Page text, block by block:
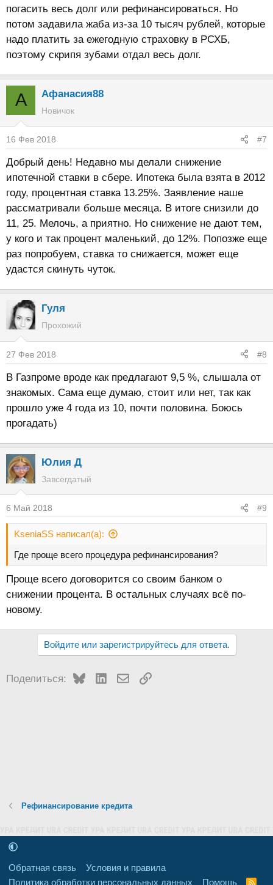
погасить весь долг или рефинансироваться. Но
потом задавила жаба из-за 10 тысяч рублей, которые
надо платить за ежегодную страховку в РСХБ,
поэтому скрипя зубами отдал весь долг.
A Aфанасия88
Новичок
16 Фев 2018 #7
Добрый день! Недавно мы делали снижение
ипотечной ставки в сбере. Ипотека была взята в 2012
году, процентная ставка 13.25%. Заявление наше
рассматривали больше месяца. В итоге снизили до
11, 25. Мелочь, а приятно. Но снижение не дают тем,
у кого и так процент маленький, до 12%. Попозже еще
раз попробуем, ставка то снижается, может еще
удастся скинуть чуток.
Гуля
Прохожий
27 Фев 2018 #8
В Газпроме вроде как предлагают 9,5 %, слышала от
знакомых. Сама еще думаю, стоит или нет, так как
прошло уже 4 года из 10, почти половина. Боюсь
прогадать)
Юлия Д
Завсегдатый
6 Май 2018 #9
KseniaSS написал(а):
Где проще всего процедура рефинансирования?
Проще всего договорится со своим банком о
снижении процента. В остальных случаях всё по-
новому.
Войдите или зарегистрируйтесь для ответа.
Поделиться: BlueskyLinkedInЭлектронная почта
Ссылка
Рефинансирование кредита
Обратная связь
Условия и правила
Политика обработки персональных данных
Помощь R